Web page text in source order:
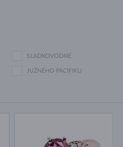
SLADKOVODNÉ
JUŽNÉHO PACIFIKU